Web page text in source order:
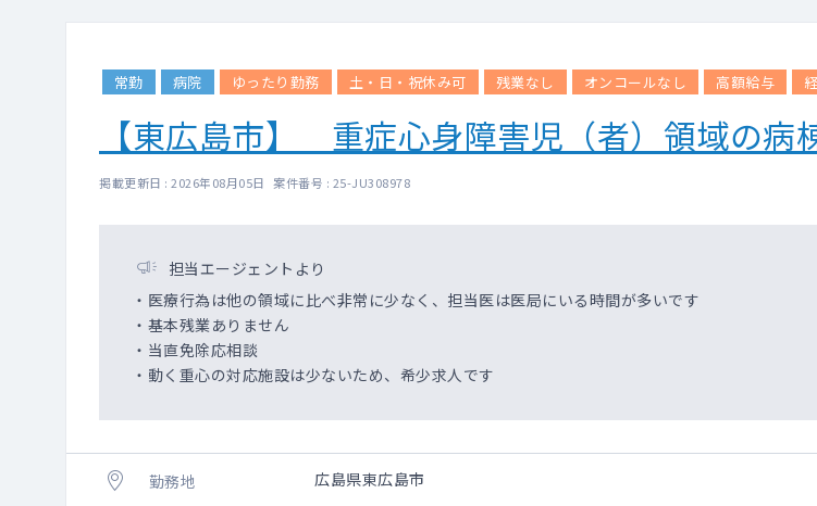
常勤 病院 ゆったり勤務 土・日・祝休み可 残業なし オンコールなし 高額給与
【東広島市】 重症心身障害児（者）領域の病
掲載更新日 : 2026年08月05日 案件番号 : 25-JU308978
担当エージェントより
・医療行為は他の領域に比べ非常に少なく、担当医は医局にいる時間が多いです
・基本残業ありません
・当直免除応相談
・動く重心の対応施設は少ないため、希少求人です
勤務地 広島県東広島市